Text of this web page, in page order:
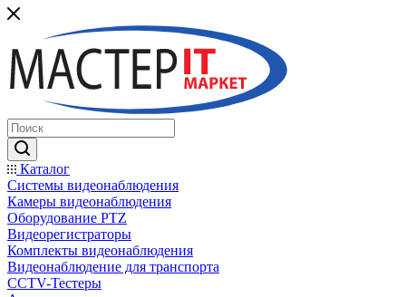
Каталог
Системы видеонаблюдения
Камеры видеонаблюдения
Оборудование PTZ
Видеорегистраторы
Комплекты видеонаблюдения
Видеонаблюдение для транспорта
CCTV-Тестеры